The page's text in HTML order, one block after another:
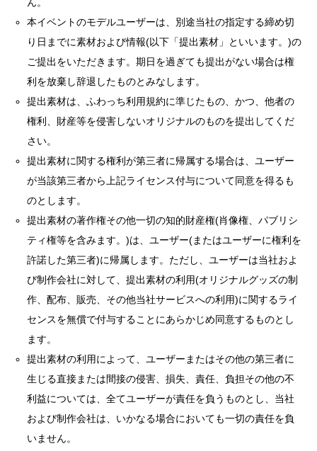
ん。
本イベントのモデルユーザーは、別途当社の指定する締め切
り日までに素材および情報(以下「提出素材」といいます。)の
ご提出をいただきます。期日を過ぎても提出がない場合は権
利を放棄し辞退したものとみなします。
提出素材は、ふわっち利用規約に準じたもの、かつ、他者の
権利、財産等を侵害しないオリジナルのものを提出してくだ
さい。
提出素材に関する権利が第三者に帰属する場合は、ユーザー
が当該第三者から上記ライセンス付与について同意を得るも
のとします。
提出素材の著作権その他一切の知的財産権(肖像権、パブリシ
ティ権等を含みます。)は、ユーザー(またはユーザーに権利を
許諾した第三者)に帰属します。ただし、ユーザーは当社およ
び制作会社に対して、提出素材の利用(オリジナルグッズの制
作、配布、販売、その他当社サービスへの利用)に関するライ
センスを無償で付与することにあらかじめ同意するものとし
ます。
提出素材の利用によって、ユーザーまたはその他の第三者に
生じる直接または間接の侵害、損失、責任、負担その他の不
利益については、全てユーザーが責任を負うものとし、当社
および制作会社は、いかなる場合においても一切の責任を負
いません。